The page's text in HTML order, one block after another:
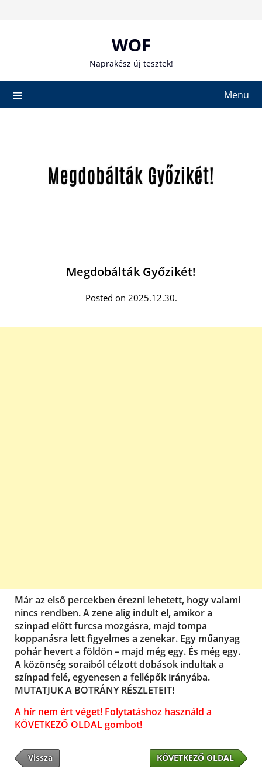
WOF
Naprakész új tesztek!
Menu
Megdobálták Győzikét!
Posted on 2025.12.30.
Már az első percekben érezni lehetett, hogy valami
nincs rendben. A zene alig indult el, amikor a
színpad előtt furcsa mozgásra, majd tompa
koppanásra lett figyelmes a zenekar. Egy műanyag
pohár hevert a földön – majd még egy. És még egy.
A közönség soraiból célzott dobások indultak a
színpad felé, egyenesen a fellépők irányába.
MUTATJUK A BOTRÁNY RÉSZLETEIT!
A hír nem ért véget! Folytatáshoz használd a
KÖVETKEZŐ OLDAL gombot!
Vissza KÖVETKEZŐ OLDAL